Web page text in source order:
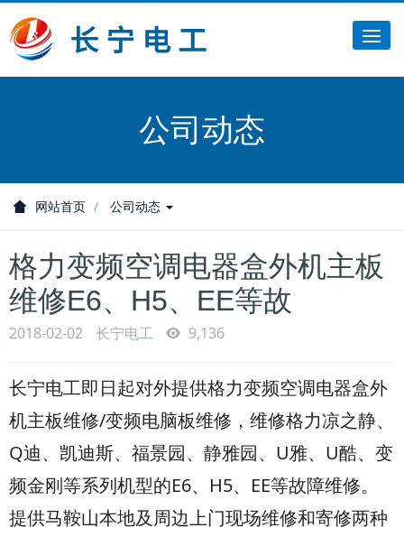
公司动态
网站首页 公司动态
格力变频空调电器盒外机主板
维修E6、H5、EE等故
2018-02-02 长宁电工 9,136
长宁电工即日起对外提供格力变频空调电器盒外
机主板维修/变频电脑板维修，维修格力凉之静、
Q迪、凯迪斯、福景园、静雅园、U雅、U酷、变
频金刚等系列机型的E6、H5、EE等故障维修。
提供马鞍山本地及周边上门现场维修和寄修两种